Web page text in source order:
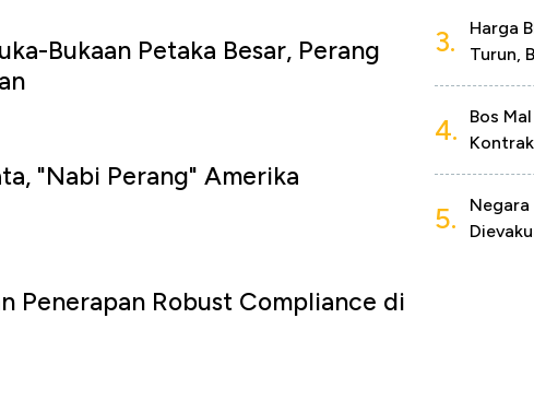
Bukaan Petaka Besar, Perang
"Nabi Perang" Amerika
Penerapan Robust Compliance di
3.
Harga
Turun,
4.
Bos
5.
Negara